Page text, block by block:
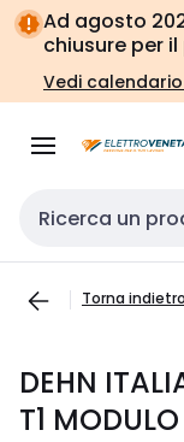
Vai alla
navigazione
Vai
alla
pagina
Ad agosto
chiusure per
Vedi
Cerca input
Torna indietro
DEHN
T1